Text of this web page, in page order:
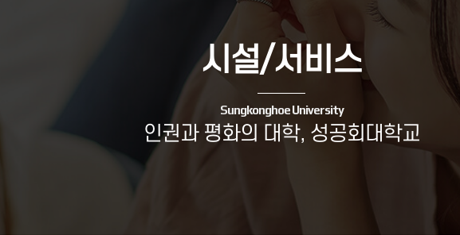
시설/서비스
Sungkonghoe University
인권과 평화의 대학, 성공회대학교